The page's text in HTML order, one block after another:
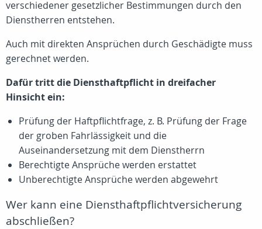
verschiedener gesetzlicher Bestimmungen durch den
Dienstherren entstehen.
Auch mit direkten Ansprüchen durch Geschädigte muss
gerechnet werden.
Dafür tritt die Diensthaftpflicht in dreifacher
Hinsicht ein:
Prüfung der Haftpflichtfrage, z. B. Prüfung der Frage
der groben Fahrlässigkeit und die
Auseinandersetzung mit dem Dienstherrn
Berechtigte Ansprüche werden erstattet
Unberechtigte Ansprüche werden abgewehrt
Wer kann eine Diensthaftpflichtversicherung
abschließen?